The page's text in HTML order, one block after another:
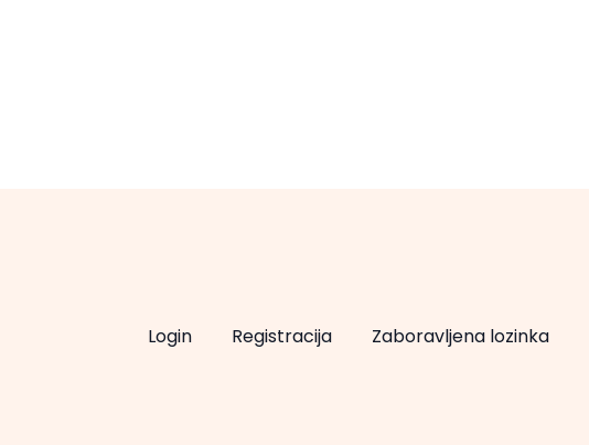
Login Registracija Zaboravljena lozinka